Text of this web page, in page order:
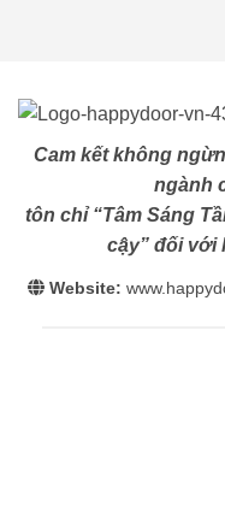
Cam kết không
ngành
tôn chỉ “Tâm Sáng
cậy” đối với
Website: